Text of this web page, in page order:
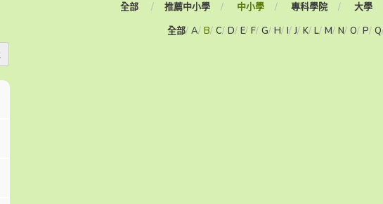
全部 推薦中小學 中小學 專科學院 大學
全部 A B C D E F G H I J K L M N O P Q